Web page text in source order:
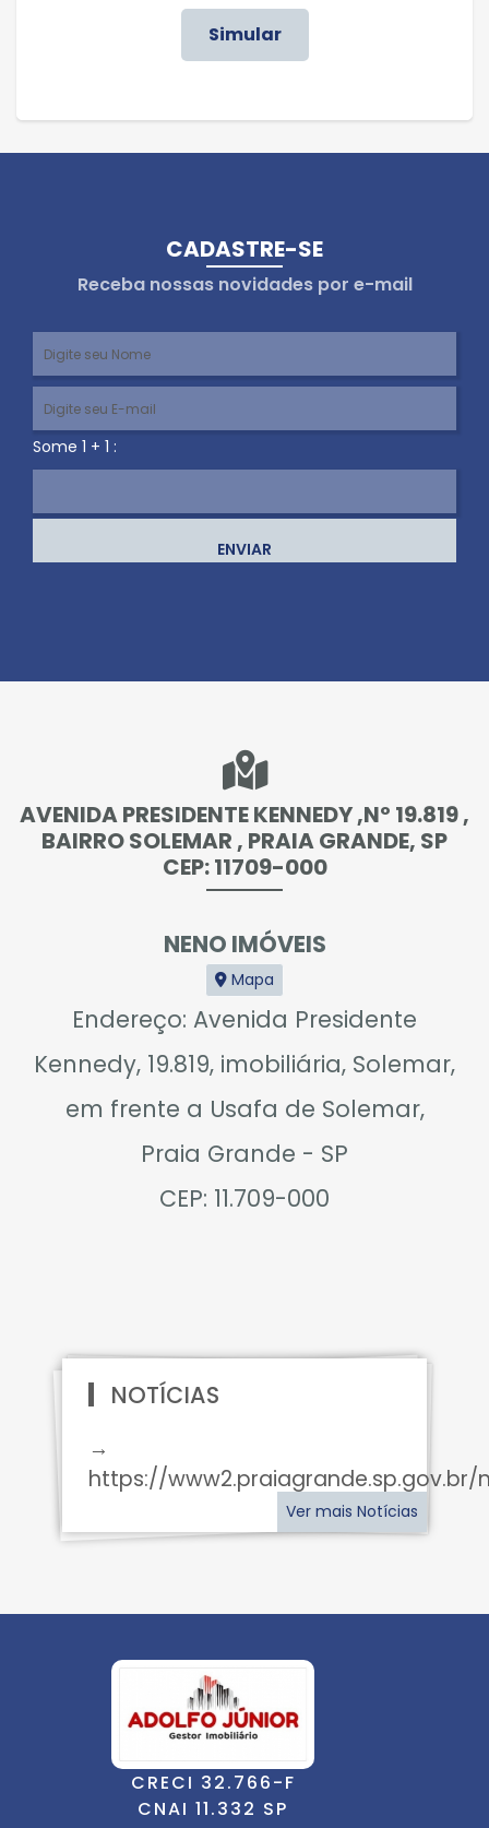
Simular
CADASTRE-SE
Receba nossas novidades por e-mail
Some 1 + 1 :
ENVIAR
AVENIDA PRESIDENTE KENNEDY ,Nº 19.819 ,
BAIRRO SOLEMAR , PRAIA GRANDE, SP
CEP: 11709-000
NENO IMÓVEIS
Mapa
Endereço: Avenida Presidente
Kennedy, 19.819, imobiliária, Solemar,
em frente a Usafa de Solemar,
Praia Grande - SP
CEP: 11.709-000
NOTÍCIAS
→
https://www2.praiagrande.sp.gov.br/
Ver mais Notícias
CRECI 32.766-F
CNAI 11.332 SP